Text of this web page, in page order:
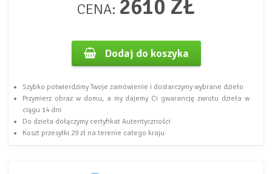
CENA: 2610 ZŁ
Dodaj do koszyka
Szybko potwierdzimy Twoje zamówienie i dostarczymy wybrane dzieło
Przymierz obraz w domu, a my dajemy Ci gwarancję zwrotu dzieła w
ciągu 14 dni
Do dzieła dołączymy certyfikat Autentyczności
Koszt przesyłki 29 zł na terenie całego kraju